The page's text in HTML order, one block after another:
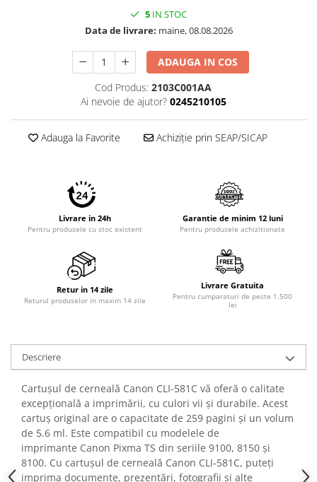
Laptopuri / notebookuri
Laptopuri gaming
Ultrabookuri
Laptop-uri 2 in 1
Accesorii laptop
Mini PC AI
Accesorii Printing
Desktop PC
Workstation
All-in-One PC
Monitoare
Monitoare LED
Accesorii monitoare
Componente
Placi video
Procesoare
Placi de baza
5 IN STOC
Data de livrare: maine, 08.08.2026
ADAUGA IN COS
Cod Produs: 2103C001AA
Ai nevoie de ajutor? 0245210105
Adauga la Favorite Achiziție prin SEAP/SICAP
Livrare in 24h
Pentru produsele cu stoc existent
Garantie de minim 12 luni
Pentru produsele achizitionate
Retur in 14 zile
Returul produselor in maxim 14 zile
Livrare Gratuita
Pentru cumparaturi de peste 1.500
lei
Descriere
Cartușul de cerneală Canon CLI-581C vă oferă o calitate
excepțională a imprimării, cu culori vii și durabile. Acest
cartuș original are o capacitate de 259 pagini și un volum
de 5.6 ml. Este compatibil cu modelele de
imprimante Canon Pixma TS din seriile 9100, 8150 și
8100. Cu cartușul de cerneală Canon CLI-581C, puteți
imprima documente, prezentări, fotografii și alte